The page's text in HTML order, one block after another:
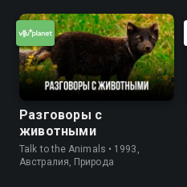
Разговоры с
животными
Talk to the Animals • 1993,
Австралия, Природа